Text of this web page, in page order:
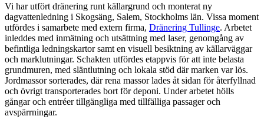
Vi har utfört dränering runt källargrund och monterat ny
dagvattenledning i Skogsäng, Salem, Stockholms län. Vissa moment
utfördes i samarbete med extern firma, Dränering Tullinge. Arbetet
inleddes med inmätning och utsättning med laser, genomgång av
befintliga ledningskartor samt en visuell besiktning av källarväggar
och marklutningar. Schakten utfördes etappvis för att inte belasta
grundmuren, med släntlutning och lokala stöd där marken var lös.
Jordmassor sorterades, där rena massor lades åt sidan för återfyllnad
och övrigt transporterades bort för deponi. Under arbetet hölls
gångar och entréer tillgängliga med tillfälliga passager och
avspärrningar.